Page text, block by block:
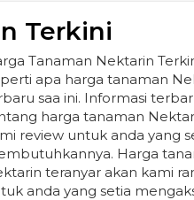
Terkini
Tanaman Nektarin
apa harga tanaman
saa ini. Informasi
harga tanaman
review untuk anda yang
Harga
teranyar akan kami
anda yang setia